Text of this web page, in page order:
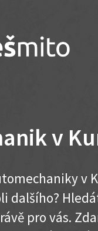
v
v
dalšího?
pro vás.